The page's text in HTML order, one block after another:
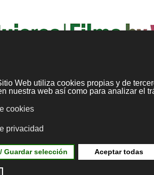
PARTICIPANTESFORMACIÓNCALENDARIO
22 de